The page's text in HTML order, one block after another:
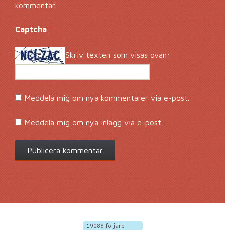
kommentar.
Captcha*
Skriv texten som visas ovan:
Meddela mig om nya kommentarer via e-post.
Meddela mig om nya inlägg via e-post.